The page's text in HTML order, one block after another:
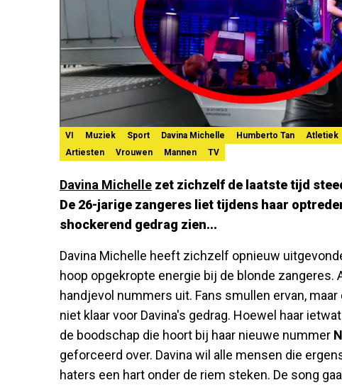
VI Muziek Sport Davina Michelle Humberto Tan Atletiek
Artiesten
Vrouwen Mannen TV
Davina Michelle zet zichzelf de laatste tijd
De 26-jarige zangeres liet tijdens haar
shockerend gedrag zien...
Davina Michelle heeft zichzelf opnieuw
hoop opgekropte energie bij de blonde zangeres.
handjevol nummers uit. Fans smullen ervan,
niet klaar voor Davina's gedrag. Hoewel haar
de boodschap die hoort bij haar nieuwe nummer
geforceerd over. Davina wil alle mensen die
haters een hart onder de riem steken. De song